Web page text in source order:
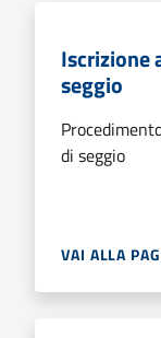
Iscrizione
seggio
di seggio
VAI ALLA